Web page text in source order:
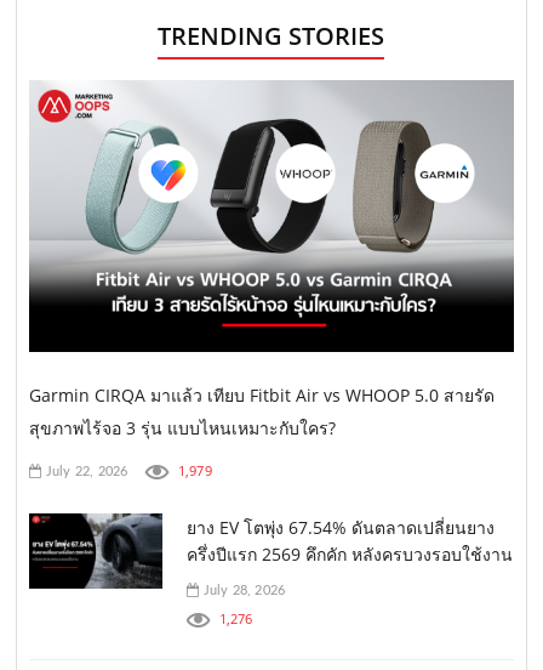
TRENDING STORIES
Garmin CIRQA มาแล้ว เทียบ Fitbit Air vs WHOOP 5.0 สายรัด
สุขภาพไร้จอ 3 รุ่น แบบไหนเหมาะกับใคร?
July 22, 2026 1,979
ยาง EV โตพุ่ง 67.54% ดันตลาดเปลี่ยนยาง
ครึ่งปีแรก 2569 คึกคัก หลังครบวงรอบใช้งาน
July 28, 2026
1,276